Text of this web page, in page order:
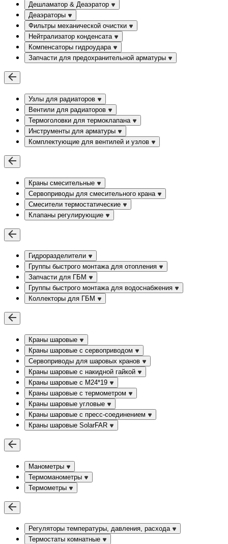
Дешламатор & Деаэратор
Деаэраторы
Фильтры механической очистки
Нейтрализатор конденсата
Компенсаторы гидроудара
Запчасти для предохранительной арматуры
Узлы для радиаторов
Вентили для радиаторов
Термоголовки для термоклапана
Инструменты для арматуры
Комплектующие для вентилей и узлов
Краны смесительные
Сервоприводы для смесительного крана
Смесители термостатические
Клапаны регулирующие
Гидроразделители
Группы быстрого монтажа для отопления
Запчасти для ГБМ
Группы быстрого монтажа для водоснабжения
Коллекторы для ГБМ
Краны шаровые
Краны шаровые с сервоприводом
Сервоприводы для шаровых кранов
Краны шаровые с накидной гайкой
Краны шаровые с М24*19
Краны шаровые с термометром
Краны шаровые угловые
Краны шаровые c пресс-соединением
Краны шаровые SolarFAR
Манометры
Термоманометры
Термометры
Регуляторы температуры, давления, расхода
Термостаты комнатные